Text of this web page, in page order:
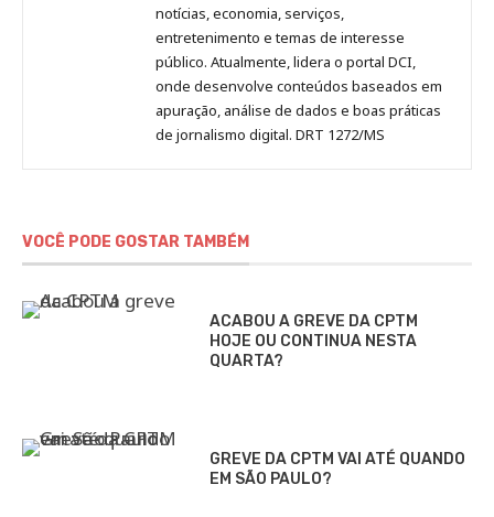
notícias, economia, serviços,
entretenimento e temas de interesse
público. Atualmente, lidera o portal DCI,
onde desenvolve conteúdos baseados em
apuração, análise de dados e boas práticas
de jornalismo digital. DRT 1272/MS
VOCÊ PODE GOSTAR TAMBÉM
ACABOU A GREVE DA CPTM
HOJE OU CONTINUA NESTA
QUARTA?
GREVE DA CPTM VAI ATÉ QUANDO
EM SÃO PAULO?